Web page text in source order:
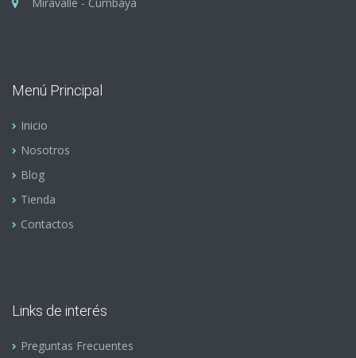
Menú Principal
Inicio
Nosotros
Blog
Tienda
Contactos
Links de interés
Preguntas Frecuentes